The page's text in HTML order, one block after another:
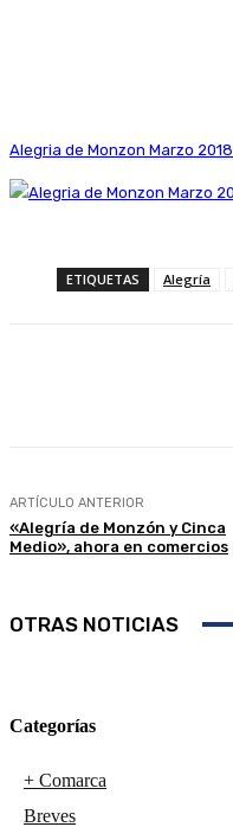
Alegria de Monzon Marzo 2018
ETIQUETAS Alegría
ARTÍCULO ANTERIOR
«Alegría de Monzón y Cinca
Medio», ahora en comercios
OTRAS NOTICIAS
Categorías
+ Comarca
Breves